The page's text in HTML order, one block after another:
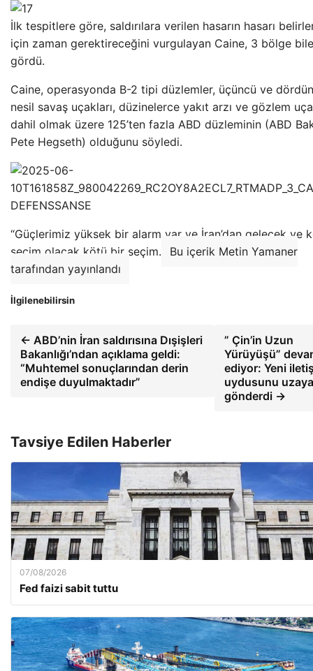
İlk tespitlere göre, saldırılara verilen hasarın hasarı
için zaman gerektireceğini vurgulayan Caine, 3 bölge
gördü.
Caine, operasyonda B-2 tipi düzlemler, üçüncü ve
nesil savaş uçakları, düzinelerce yakıt arzı ve gözlem
dahil olmak üzere 125’ten fazla ABD düzleminin (ABD
Pete Hegseth) olduğunu söyledi.
“Güçlerimiz yüksek bir alarm var ve İran’dan gelecek ve
seçim olacak kötü bir seçim.
Bu içerik Metin Yamaner
tarafından yayınlandı
İlgilenebilirsin
← ABD’nin İran saldırısına Dışişleri
Bakanlığı’ndan açıklama geldi:
“Muhtemel sonuçlarından derin
endişe duyulmaktadır”
” Çin’in Uzun
Yürüyüşü”
ediyor: Yeni
uydusunu uzaya
gönderdi →
Tavsiye Edilen Haberler
07/08/2026
Fed faizi sabit tuttu